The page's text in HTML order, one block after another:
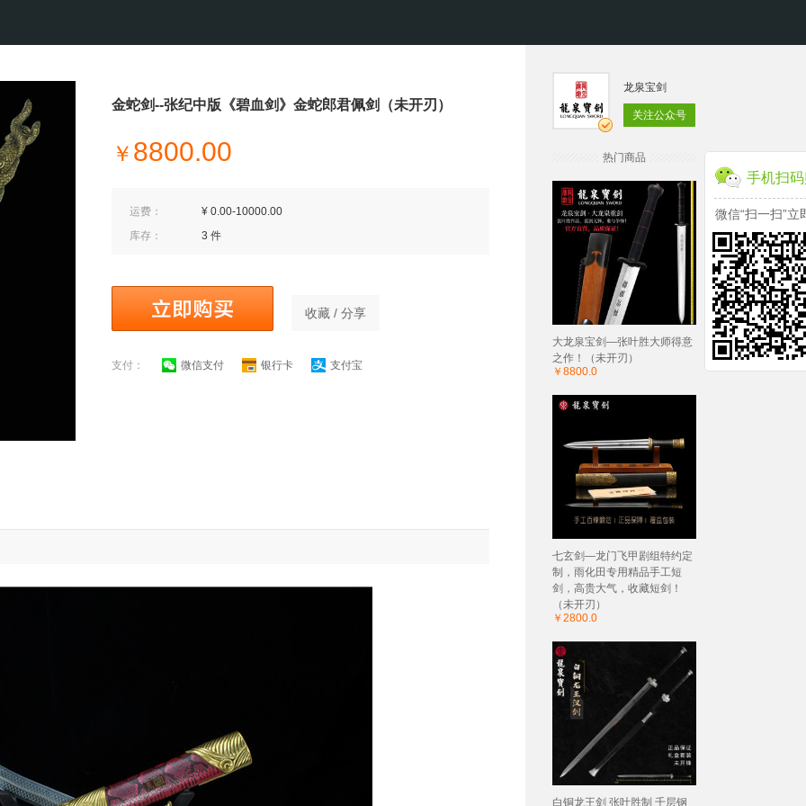
金蛇剑--张纪中版《碧血剑》金蛇郎君佩剑（未开刃）
￥ 8800.00
运费：
¥ 0.00-10000.00
库存：
3 件
收藏 / 分享
支付： 微信支付 银行卡 支付宝
龙泉宝剑
关注公众号
热门商品
大龙泉宝剑—张叶胜大师得意
之作！（未开刃）
￥8800.0
七玄剑—龙门飞甲剧组特约定
制，雨化田专用精品手工短
剑，高贵大气，收藏短剑！
（未开刃）
￥2800.0
白铜龙王剑 张叶胜制 千层钢
手机扫
微信“扫一扫”立